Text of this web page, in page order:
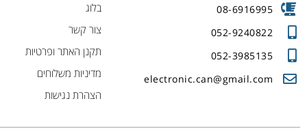
08-6916995
052-9240822
052-3985135
electronic.can@gmail.com
בלוג
צור קשר
תקנן האתר ופרטיות
מדיניות משלוחים
הצהרת נגישות